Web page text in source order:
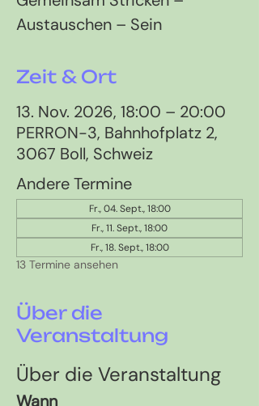
Austauschen – Sein
Zeit & Ort
13. Nov. 2026, 18:00 – 20:00
PERRON-3, Bahnhofplatz 2,
3067 Boll, Schweiz
Andere Termine
Fr., 04. Sept., 18:00
Fr., 11. Sept., 18:00
Fr., 18. Sept., 18:00
13 Termine ansehen
Über die
Veranstaltung
Über die Veranstaltung
Wann